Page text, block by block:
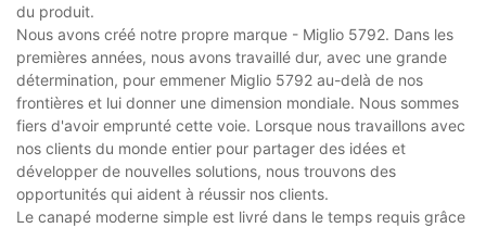
du produit.
Nous avons créé notre propre marque - Miglio 5792. Dans les
premières années, nous avons travaillé dur, avec une grande
détermination, pour emmener Miglio 5792 au-delà de nos
frontières et lui donner une dimension mondiale. Nous sommes
fiers d'avoir emprunté cette voie. Lorsque nous travaillons avec
nos clients du monde entier pour partager des idées et
développer de nouvelles solutions, nous trouvons des
opportunités qui aident à réussir nos clients.
Le canapé moderne simple est livré dans le temps requis grâce